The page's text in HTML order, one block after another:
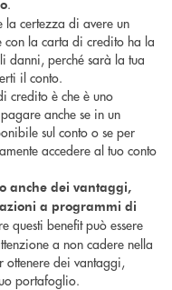
la certezza di avere un
la carta di credito ha la
danni, perché sarà la tua
il conto.
credito è che è uno
anche se in un
sul conto o se per
accedere al tuo conto
anche dei vantaggi,
a programmi di
questi benefit può essere
a non cadere nella
ottenere dei vantaggi,
portafoglio.